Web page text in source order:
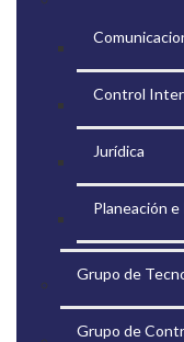
Control
Jurídica
Planeación
Grupo de
Grupo de